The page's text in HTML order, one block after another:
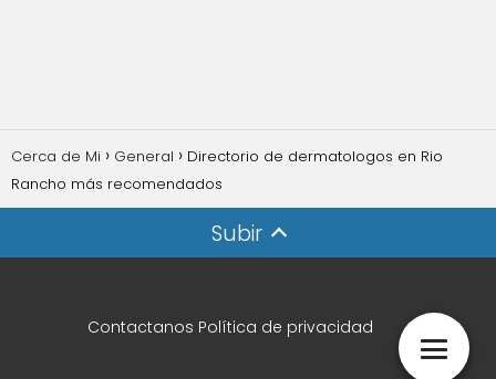
Cerca de Mi General
Directorio de dermatologos en Rio
Rancho más recomendados
Subir
Contactanos Política de privacidad